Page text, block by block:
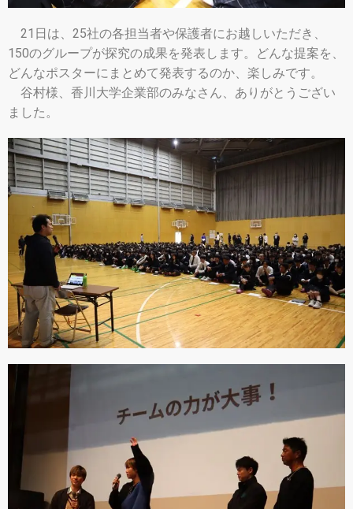
21日は、25社の各担当者や保護者にお越しいただき、
150のグループが探究の成果を発表します。どんな提案を、
どんなポスターにまとめて発表するのか、楽しみです。
谷村様、香川大学企業部のみなさん、ありがとうござい
ました。